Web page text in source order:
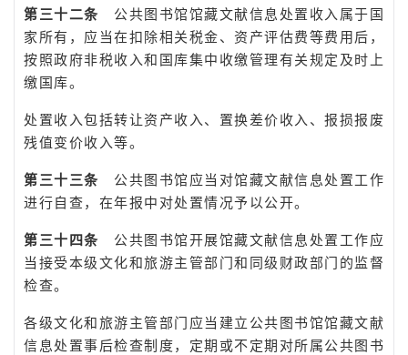
第三十二条 公共图书馆馆藏文献信息处置收入属于国
家所有，应当在扣除相关税金、资产评估费等费用后，
按照政府非税收入和国库集中收缴管理有关规定及时上
缴国库。
处置收入包括转让资产收入、置换差价收入、报损报废
残值变价收入等。
第三十三条 公共图书馆应当对馆藏文献信息处置工作
进行自查，在年报中对处置情况予以公开。
第三十四条 公共图书馆开展馆藏文献信息处置工作应
当接受本级文化和旅游主管部门和同级财政部门的监督
检查。
各级文化和旅游主管部门应当建立公共图书馆馆藏文献
信息处置事后检查制度，定期或不定期对所属公共图书